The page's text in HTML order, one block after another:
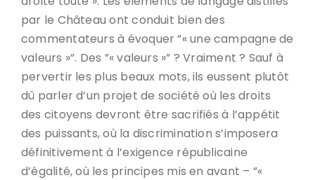
par le Château ont conduit bien des
commentateurs à évoquer ”« une campagne de
valeurs »”. Des ”« valeurs »” ? Vraiment ? Sauf à
pervertir les plus beaux mots, ils eussent plutôt
dû parler d’un projet de société où les droits
des citoyens devront être sacrifiés à l’appétit
des puissants, où la discrimination s’imposera
définitivement à l’exigence républicaine
d’égalité, où les principes mis en avant – ”«